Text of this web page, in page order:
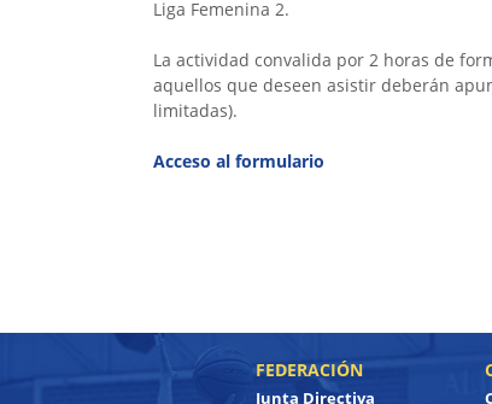
Liga Femenina 2.
La actividad convalida por 2 horas de
aquellos que deseen asistir deberán
limitadas).
Acceso al formulario
FEDERACIÓN
Junta Directiva